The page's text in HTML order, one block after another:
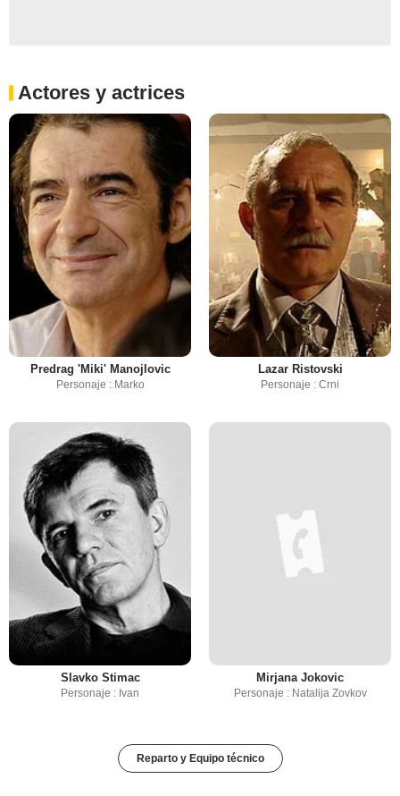
Actores y actrices
Predrag 'Miki' Manojlovic
Personaje : Marko
Lazar Ristovski
Personaje : Crni
Slavko Stimac
Personaje : Ivan
Mirjana Jokovic
Personaje : Natalija Zovkov
Reparto y Equipo técnico